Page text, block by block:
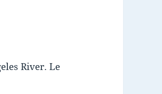
River. Le